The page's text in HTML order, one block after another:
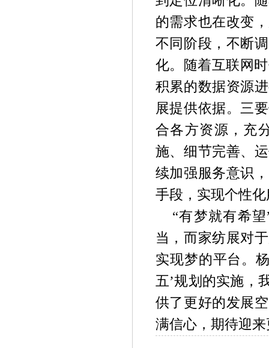
的需求也在改变
不同阶段，不断
化。随着互联网
积累的数据资源
展提供依据。三
合各方资源，充
施、细节完善、
续加强服务意识
手段，实现个性
“有梦就有希
当，而家纺展对
实现梦的平台。
五’规划的实施，
供了更好的发展
满信心，期待迎